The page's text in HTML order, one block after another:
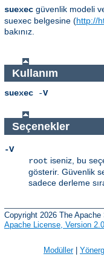
suexec güvenlik modeli
suexec belgesine (http://
bakınız.
Kullanım
suexec -V
Seçenekler
-V
root iseniz, bu
gösterir. Güvenlik
sadece derleme
Copyright 2026 The Apache
Apache License, Version 2.0
Modüller|